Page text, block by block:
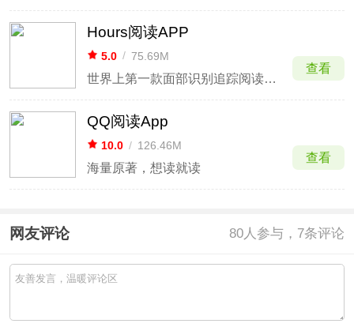
Hours阅读APP
5.0 / 75.69M
世界上第一款面部识别追踪阅读认证软件
查看
QQ阅读App
10.0 / 126.46M
海量原著，想读就读
查看
网友评论 80人参与，7条评论